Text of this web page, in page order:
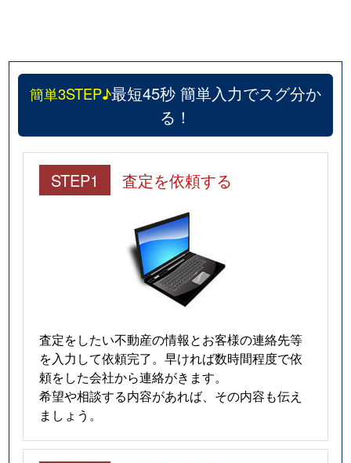
簡単3STEP♪最短45秒 簡単入力でスグ分か
る！
STEP1 査定を依頼する
査定をしたい不動産の情報とお客様の連絡先等
を入力して依頼完了。早ければ数時間程度で依
頼をした会社から連絡がきます。
希望や相談する内容があれば、その内容も伝え
ましょう。